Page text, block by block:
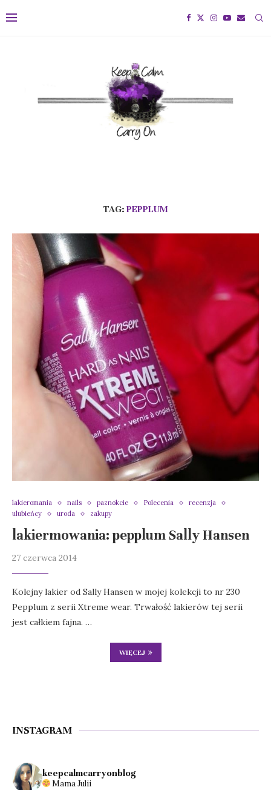
TAG: PEPPLUM
lakieromania nails paznokcie Polecenia
recenzja
ulubieńcy
uroda zakupy
lakiermowania: pepplum Sally Hansen
27 czerwca 2014
Kolejny lakier od Sally Hansen w mojej kolekcji to nr 230
Pepplum z serii Xtreme wear. Trwałość lakierów tej serii
jest całkiem fajna. …
WIĘCEJ
INSTAGRAM
keepcalmcarryonblog
Mama Julii